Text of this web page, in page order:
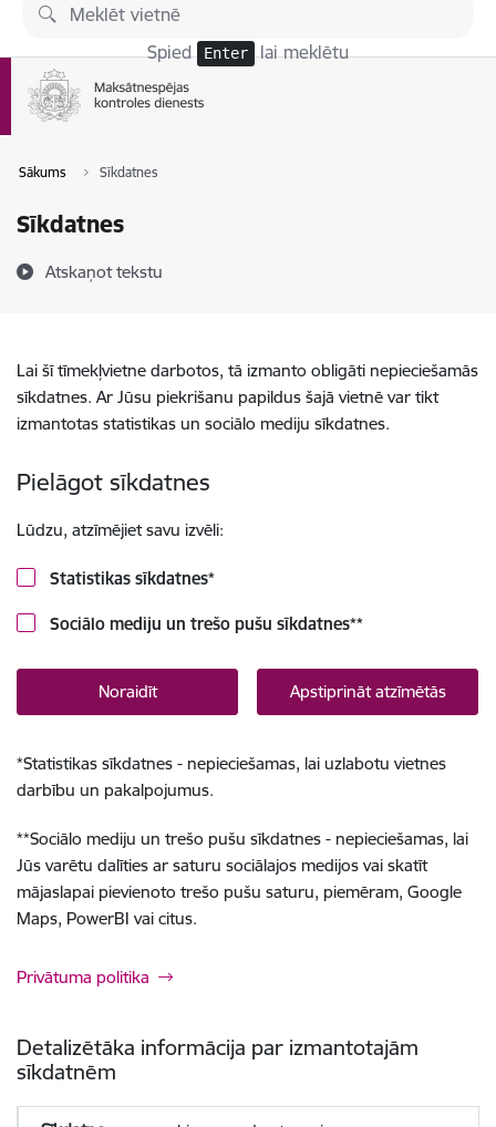
Pāriet uz lapas saturu
Spied Enter lai meklētu
Sākums Sīkdatnes
Sīkdatnes
Atskaņot tekstu
Lai šī tīmekļvietne darbotos, tā izmanto obligāti nepieciešamās
sīkdatnes. Ar Jūsu piekrišanu papildus šajā vietnē var tikt
izmantotas statistikas un sociālo mediju sīkdatnes.
Pielāgot sīkdatnes
Lūdzu, atzīmējiet savu izvēli:
Statistikas sīkdatnes*
Sociālo mediju un trešo pušu sīkdatnes**
Noraidīt Apstiprināt atzīmētās
*Statistikas sīkdatnes - nepieciešamas, lai uzlabotu vietnes
darbību un pakalpojumus.
**Sociālo mediju un trešo pušu sīkdatnes - nepieciešamas, lai
Jūs varētu dalīties ar saturu sociālajos medijos vai skatīt
mājaslapai pievienoto trešo pušu saturu, piemēram, Google
Maps, PowerBI vai citus.
Privātuma politika
Detalizētāka informācija par izmantotajām
sīkdatnēm